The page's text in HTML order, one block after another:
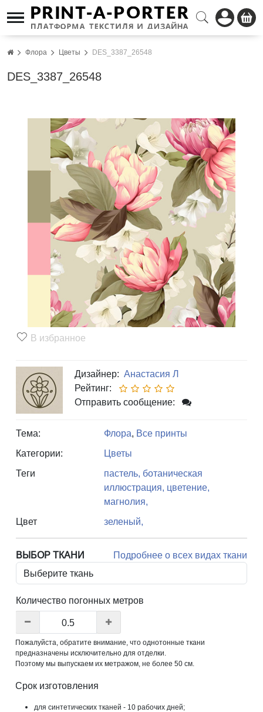
Флора Цветы DES_3387_26548
DES_3387_26548
В избранное
Дизайнер: Анастасия Л
Рейтинг:
Отправить сообщение:
Тема: Флора, Все принты
Категории:
Цветы
Теги
пастель, ботаническая
иллюстрация, цветение,
магнолия,
Цвет
зеленый,
ВЫБОР ТКАНИ Подробнее о всех видах ткани
Количество погонных метров
Пожалуйста, обратите внимание, что однотонные ткани
предназначены исключительно для отделки.
Поэтому мы выпускаем их метражом, не более 50 см.
Срок изготовления
для синтетических тканей - 10 рабочих дней;